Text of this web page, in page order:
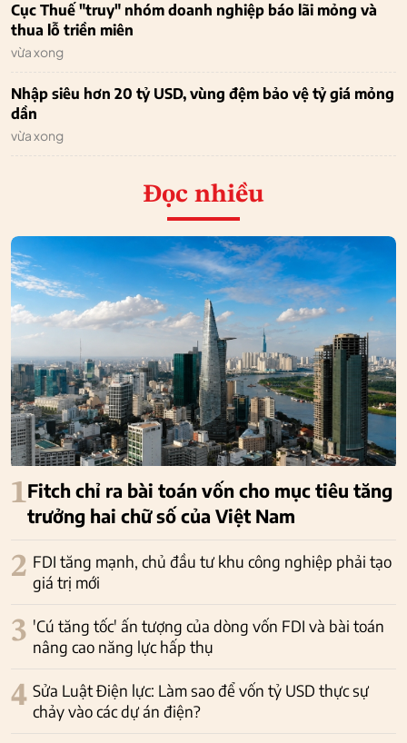
Cục Thuế "truy" nhóm doanh nghiệp báo lãi mỏng và
thua lỗ triền miên
vừa xong
Nhập siêu hơn 20 tỷ USD, vùng đệm bảo vệ tỷ giá mỏng
dần
vừa xong
Đọc nhiều
1Fitch chỉ ra bài toán vốn cho mục tiêu tăng
trưởng hai chữ số của Việt Nam
2 FDI tăng mạnh, chủ đầu tư khu công nghiệp phải tạo
giá trị mới
3 'Cú tăng tốc' ấn tượng của dòng vốn FDI và bài toán
nâng cao năng lực hấp thụ
4 Sửa Luật Điện lực: Làm sao để vốn tỷ USD thực sự
chảy vào các dự án điện?